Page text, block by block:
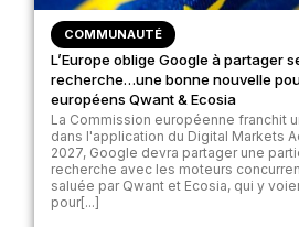
COMMUNAUTÉ
L’Europe oblige Google à partager
recherche…une bonne nouvelle
européens Qwant & Ecosia
La Commission européenne franchit
dans l'application du Digital Markets
2027, Google devra partager une
recherche avec les moteurs
saluée par Qwant et Ecosia, qui y
pour[...]